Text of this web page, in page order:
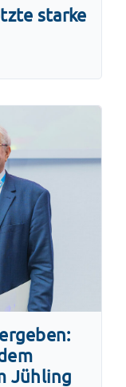
starke
Jühling